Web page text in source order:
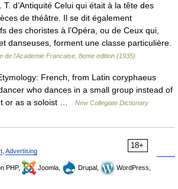
d’Antiquité Celui qui était à la tête des
de théâtre. Il se dit également
des choristes à l’Opéra, ou de Ceux qui,
danseuses, forment une classe particulière.
de l'Academie Francaise, 8eme edition (1935)
French, from Latin coryphaeus
who dances in a small group instead of
or as a soloist …
New Collegiate Dictionary
18+
Advertising
PHP, Joomla, Drupal,
WordPress,